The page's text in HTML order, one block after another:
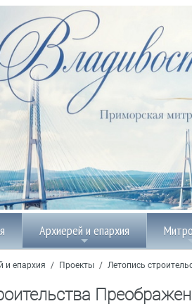
Архиерей и епархия
и епархия / Проекты / Летопись